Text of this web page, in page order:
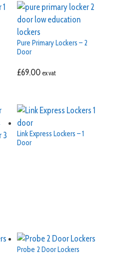
Pure Primary Lockers – 2
Door
£69.00 ex vat
Link Express Lockers – 1
Door
Probe 2 Door Lockers